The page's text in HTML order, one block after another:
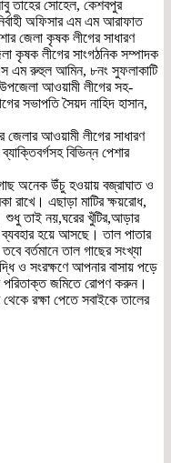
তাহের সোহেল, কেশবপুর
অফিসার এম এম আরাফাত
জেলা কৃষক লীগের সাধারণ
কৃষক লীগের সাংগঠনিক সম্পাদক
এম রুহুল আমিন, ৮নং সুফলাকাটি
উপজেলা আওয়ামী লীগের সহ-
সভাপতি সৈয়দ নাহিদ হাসান,
আওয়ামী লীগের সাধারণ
বিভিন্ন পেশার
অনেক উঁচু হওয়ায় বজ্রাঘাত ও
রাখে। এছাড়া মাটির ক্ষয়রোধ,
শুধু তাই নয়,ঘরের খুঁটির,আড়ার
ব্যবহার হয়ে আসছে। তাল পাতার
বর্তমানে তাল গাছের সংখ্যা
ও সংরক্ষণে আপনার বাসায় পড়ে
পরিতাক্ত জমিতে রোপণ করুন।
রক্ষা পেতে সবাইকে তালের